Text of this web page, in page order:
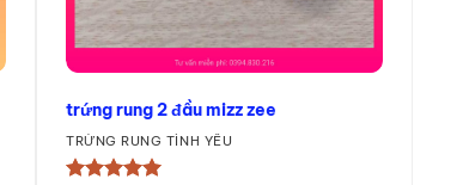
trứng rung 2 đầu mizz zee
TRỨNG RUNG TÌNH YÊU